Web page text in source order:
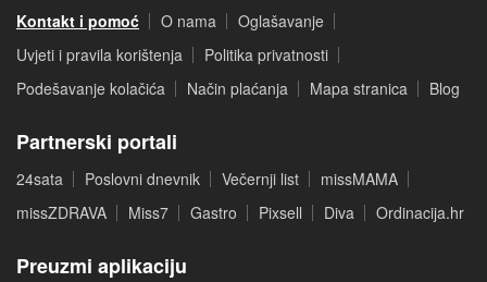
Kontakt i pomoć O nama
Oglašavanje
Uvjeti i pravila korištenja
Politika privatnosti
Podešavanje kolačića
Način plaćanja Mapa stranica Blog
Partnerski portali
24sata Poslovni dnevnik Večernji list
missMAMA
missZDRAVA
Miss7 Gastro Pixsell Diva Ordinacija.hr
Preuzmi aplikaciju